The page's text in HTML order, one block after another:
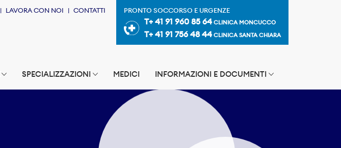
PRONTO SOCCORSO E URGENZE
T+ 41 91 960 85 64 CLINICA MONCUCCO
T+ 41 91 756 48 44 CLINICA SANTA CHIARA
SPECIALIZZAZIONI MEDICI INFORMAZIONI E DOCUMENTI
LAVORA CON NOI CONTATTI